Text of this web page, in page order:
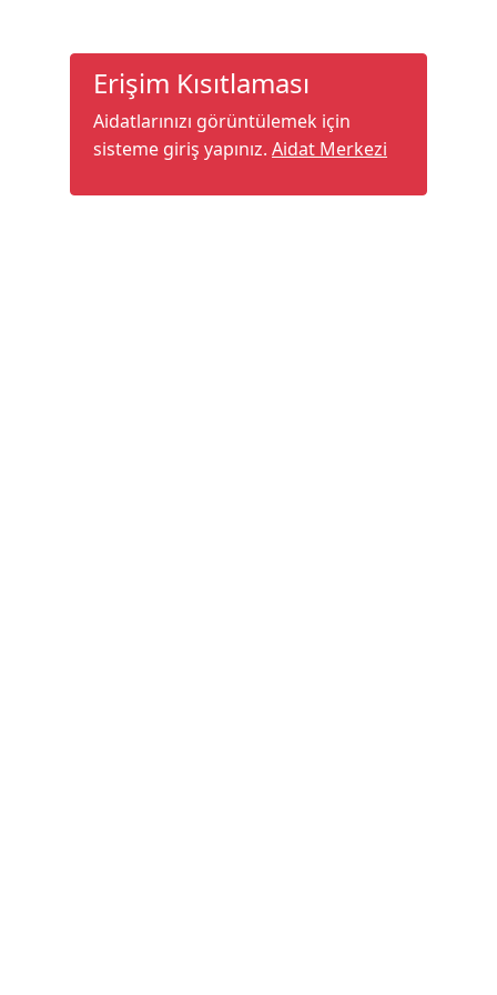
Erişim Kısıtlaması
Aidatlarınızı görüntülemek için
sisteme giriş yapınız. Aidat Merkezi